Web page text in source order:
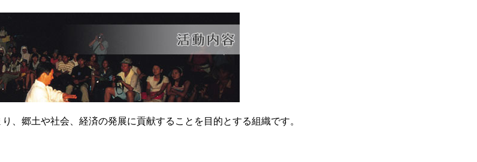
、郷土や社会、経済の発展に貢献することを目的とする組織です。